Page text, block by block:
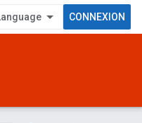
CONNEXION